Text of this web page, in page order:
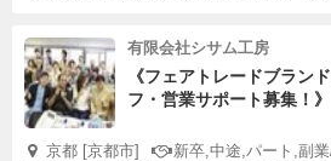
有限会社シサム工房
《フェアトレードブラン
フ・営業サポート募集！》
京都 [京都市]
新卒,中途,パート,副